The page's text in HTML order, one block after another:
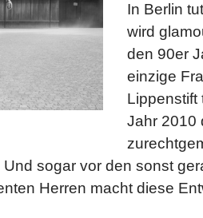
In Berlin
wird
den 90er
einzige
Jahr 2010
sogar vor den sonst
Herren macht diese